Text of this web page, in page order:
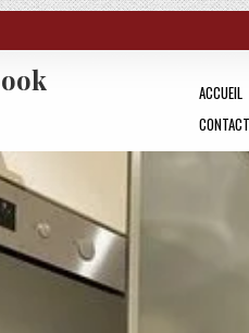
ACCUEIL
CONTACT